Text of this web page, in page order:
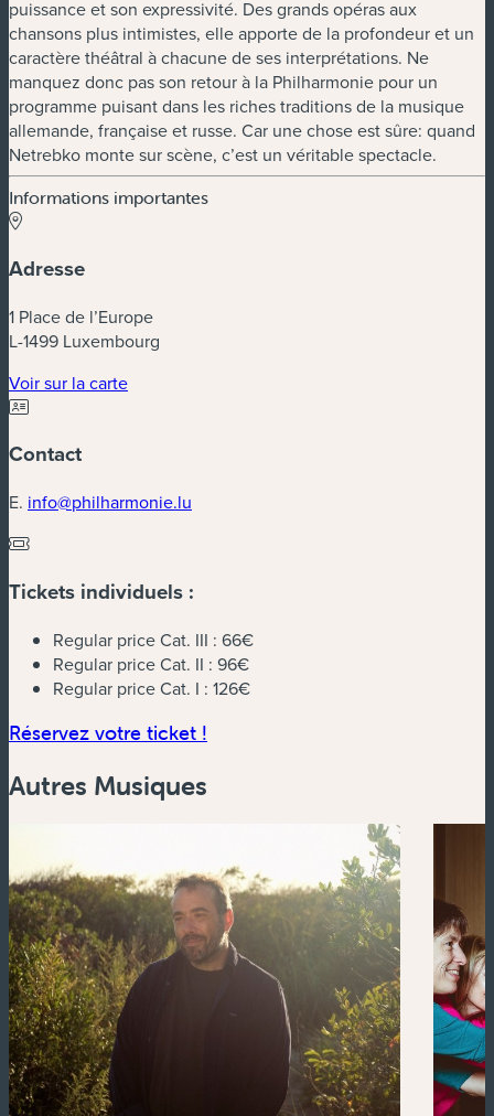
puissance et son expressivité. Des grands opéras aux
chansons plus intimistes, elle apporte de la profondeur et un
caractère théâtral à chacune de ses interprétations. Ne
manquez donc pas son retour à la Philharmonie pour un
programme puisant dans les riches traditions de la musique
allemande, française et russe. Car une chose est sûre: quand
Netrebko monte sur scène, c’est un véritable spectacle.
Informations importantes
Adresse
1 Place de l’Europe
L-1499 Luxembourg
Voir sur la carte(nouvelle fenêtre)
Contact
E. info@philharmonie.lu
Tickets individuels :
Regular price Cat. III : 66€
Regular price Cat. II : 96€
Regular price Cat. I : 126€
Réservez votre ticket !
Autres Musiques